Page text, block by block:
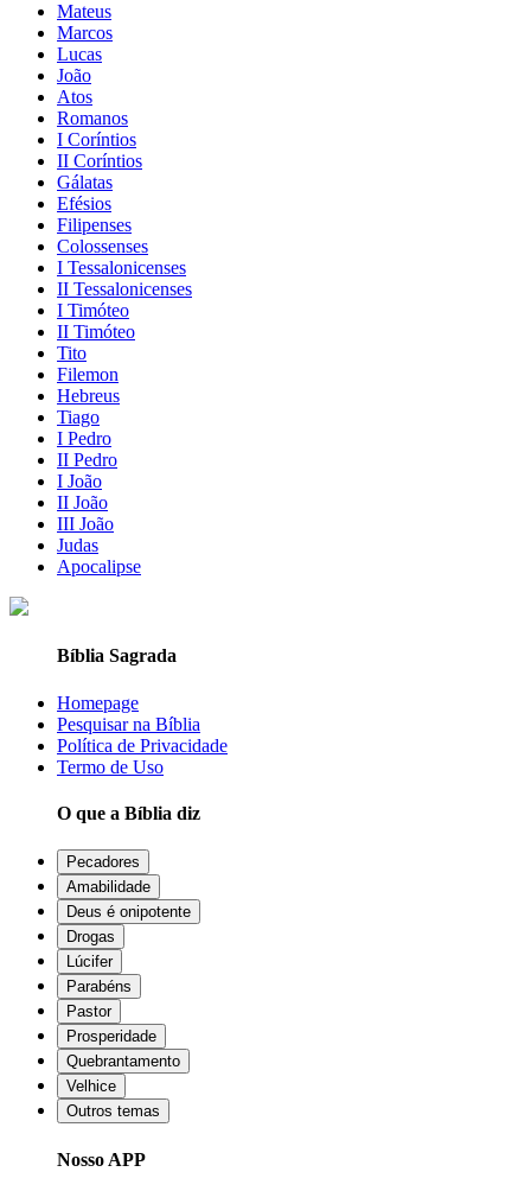
Mateus
Marcos
Lucas
João
Atos
Romanos
I Coríntios
II Coríntios
Gálatas
Efésios
Filipenses
Colossenses
I Tessalonicenses
II Tessalonicenses
I Timóteo
II Timóteo
Tito
Filemon
Hebreus
Tiago
I Pedro
II Pedro
I João
II João
III João
Judas
Apocalipse
Bíblia Sagrada
Homepage
Pesquisar na Bíblia
Política de Privacidade
Termo de Uso
O que a Bíblia diz
Pecadores
Amabilidade
Deus é onipotente
Drogas
Lúcifer
Parabéns
Pastor
Prosperidade
Quebrantamento
Velhice
Outros temas
Nosso APP